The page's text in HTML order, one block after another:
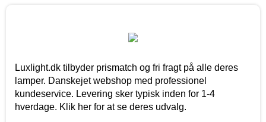
Luxlight.dk tilbyder prismatch og fri fragt på alle deres
lamper. Danskejet webshop med professionel
kundeservice. Levering sker typisk inden for 1-4
hverdage. Klik her for at se deres udvalg.